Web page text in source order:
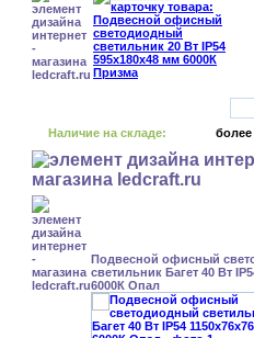
Наличие на складе: более
Подвесной офисный
светильник Багет 40 Вт
6000К Опал